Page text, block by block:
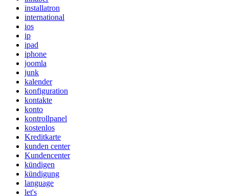
installatron
international
ios
ip
ipad
iphone
joomla
junk
kalender
konfiguration
kontakte
konto
kontrollpanel
kostenlos
Kreditkarte
kunden center
Kundencenter
kündigen
kündigung
language
let's